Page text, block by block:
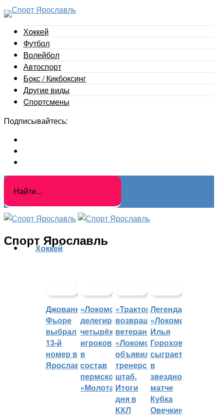
Хоккей
Футбол
Волейбол
Автоспорт
Бокс / Кикбоксинг
Другие виды
Cпортсмены
Подписывайтесь:
Спорт Ярославль
Хоккей
Джованни
Фьоре
выбрал
13-й
номер в
Ярославле
«Локомотив»
делегировал
четырёх
игроков
в
состав
пермского
«Молота»
«Трактор»
возвращает
ветеранов,
«Локомотив»
объявил
тренерский
штаб.
Итоги
дня в
КХЛ
Легенда
«Локомотива»
Илья
Горохов
сыграет
в
звездном
матче
Кубка
Овечкина